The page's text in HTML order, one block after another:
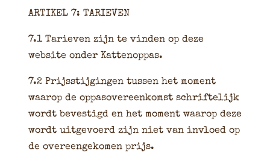
ARTIKEL 7: TARIEVEN
7.1 Tarieven zijn te vinden op deze
website onder Kattenoppas.
7.2 Prijsstijgingen tussen het moment
waarop de oppasovereenkomst schriftelijk
wordt bevestigd en het moment waarop deze
wordt uitgevoerd zijn niet van invloed op
de overeengekomen prijs.